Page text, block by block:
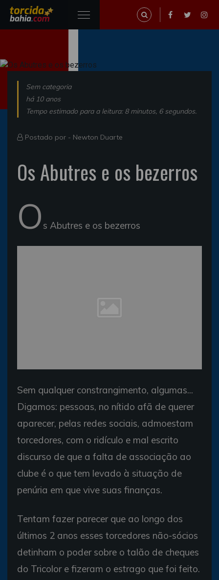
Sem categoria
há 10 anos
Tempo estimado para a leitura: 8 minutos, 6 segundos.
Postado por - Newton Duarte
Os Abutres e os bezerros
O s Abutres e os bezerros
Sem qualquer constrangimento, algumas...
Digamos: pessoas, no nítido afã de querer
aparecer, pelas redes sociais, admoestam
torcedores, com o ridículo e mal escrito
discurso de que a falta de associação ao
clube é o que tem levado à situação de
penúria em que vive suas finanças.
Tentam fazer parecer que ao longo dos
últimos 2 anos esses torcedores não-sócios
detinham o poder sobre o talão de cheques
do Tricolor e fizeram o estrago que foi feito.